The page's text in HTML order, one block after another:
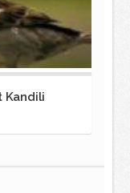
Kandili